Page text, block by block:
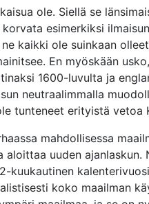
ole. Siellä se
esimerkiksi ilmaisun
kaikki ole suinkaan
En myöskään
1600-luvulta ja
neutraalimmalla
tunteneet erityistä vetoa
mahdollisessa
uuden
kuukautinen
koko maailman